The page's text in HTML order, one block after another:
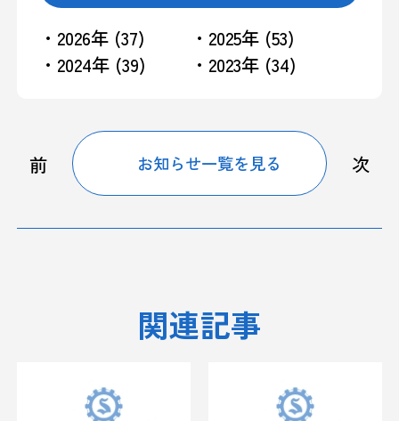
・2026年 (37)
・2025年 (53)
・2024年 (39)
・2023年 (34)
前 お知らせ一覧を見る 次
関連記事